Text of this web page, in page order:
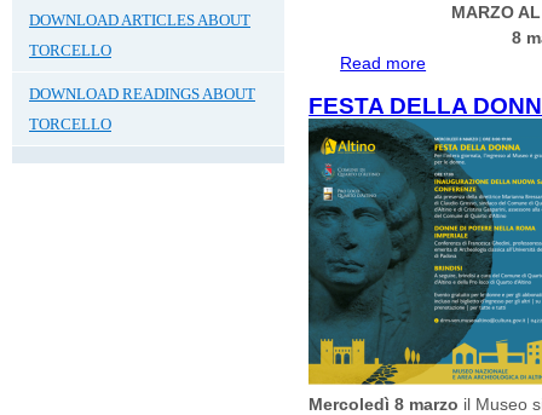
DOWNLOAD ARTICLES ABOUT
TORCELLO
DOWNLOAD READINGS ABOUT
TORCELLO
MARZO
8
Read more
FESTA DELLA
Mercoledì 8 marzo il Museo